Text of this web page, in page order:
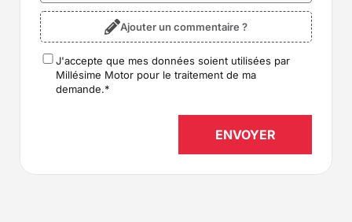
Ajouter un commentaire ?
RGPD*
J'accepte que mes données soient utilisées par
Millésime Motor pour le traitement de ma
demande.*